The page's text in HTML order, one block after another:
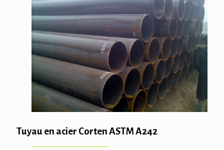
Tuyau en acier Corten ASTM A242